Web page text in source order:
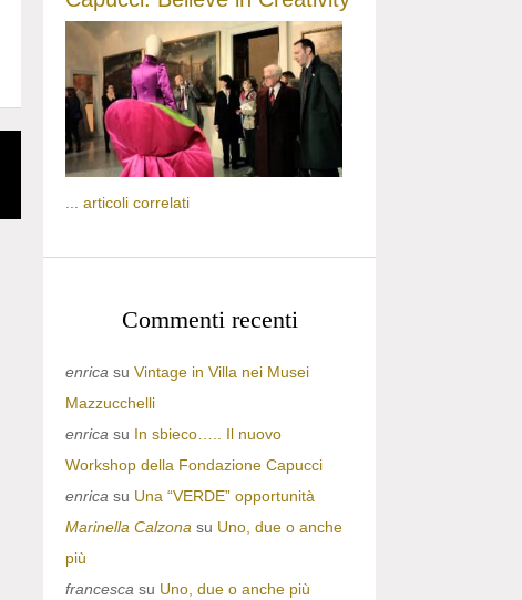
articoli correlati
Commenti recenti
enrica su Vintage in Villa nei Musei
Mazzucchelli
enrica su In sbieco….. Il nuovo
Workshop della Fondazione Capucci
enrica su Una “VERDE” opportunità
Marinella Calzona su Uno, due o anche
più
francesca su Uno, due o anche più